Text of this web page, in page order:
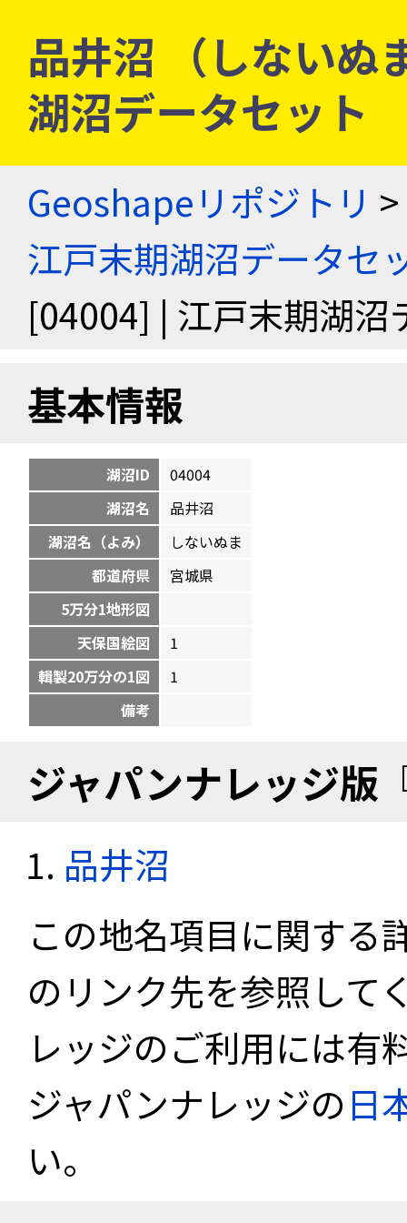
品井沼 （しない
湖沼データセット
Geoshapeリポジトリ >
江戸末期湖沼データセ
[04004] | 江戸末期湖沼
基本情報
湖沼ID
04004
湖沼名
品井沼
湖沼名（よみ）
しないぬま
都道府県
宮城県
5万分1地形図
天保国絵図
1
輯製20万分の1図
1
備考
ジャパンナレッジ版
品井沼
この地名項目に関する
のリンク先を参照して
レッジのご利用には有
ジャパンナレッジの日
い。